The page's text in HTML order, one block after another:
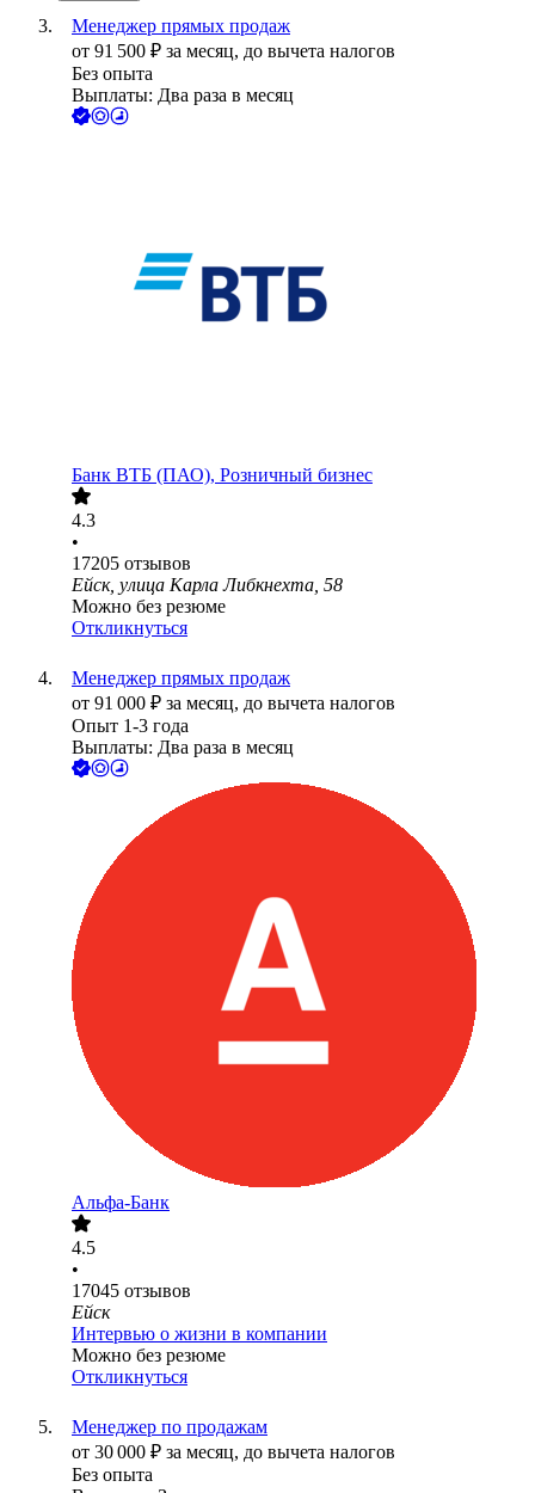
Менеджер прямых продаж
от 91 500 ₽ за месяц, до вычета налогов
Без опыта
Выплаты: Два раза в месяц
Банк ВТБ (ПАО), Розничный бизнес
4.3
•
17205 отзывов
Ейск, улица Карла Либкнехта, 58
Можно без резюме
Откликнуться
Менеджер прямых продаж
от 91 000 ₽ за месяц, до вычета налогов
Опыт 1-3 года
Выплаты: Два раза в месяц
Альфа-Банк
4.5
•
17045 отзывов
Ейск
Интервью о жизни в компании
Можно без резюме
Откликнуться
Менеджер по продажам
от 30 000 ₽ за месяц, до вычета налогов
Без опыта